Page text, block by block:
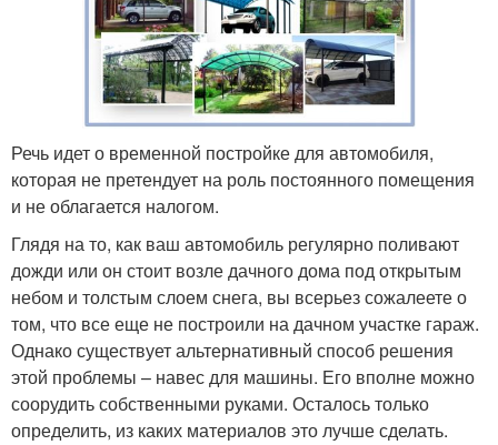
Речь идет о временной постройке для автомобиля,
которая не претендует на роль постоянного помещения
и не облагается налогом.
Глядя на то, как ваш автомобиль регулярно поливают
дожди или он стоит возле дачного дома под открытым
небом и толстым слоем снега, вы всерьез сожалеете о
том, что все еще не построили на дачном участке гараж.
Однако существует альтернативный способ решения
этой проблемы – навес для машины. Его вполне можно
соорудить собственными руками. Осталось только
определить, из каких материалов это лучше сделать.